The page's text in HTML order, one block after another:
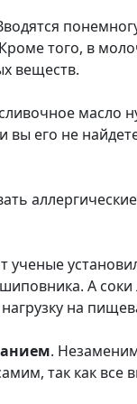
того, в
веществ.
масло
вы его не
А
на
.
так как